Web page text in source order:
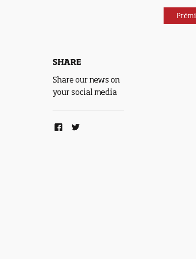
SHARE
Share our news on
your social media